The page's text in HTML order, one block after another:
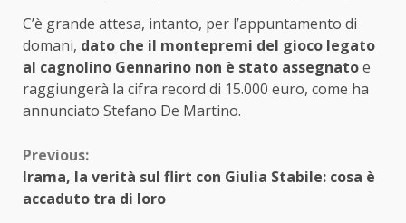
C’è grande attesa, intanto, per l’appuntamento di
domani, dato che il montepremi del gioco legato
al cagnolino Gennarino non è stato assegnatoe
raggiungerà la cifra record di 15.000 euro, come ha
annunciato Stefano De Martino.
Continue
Reading
Previous:
Irama, la verità sul flirt con Giulia Stabile: cosa è
accaduto tra di loro